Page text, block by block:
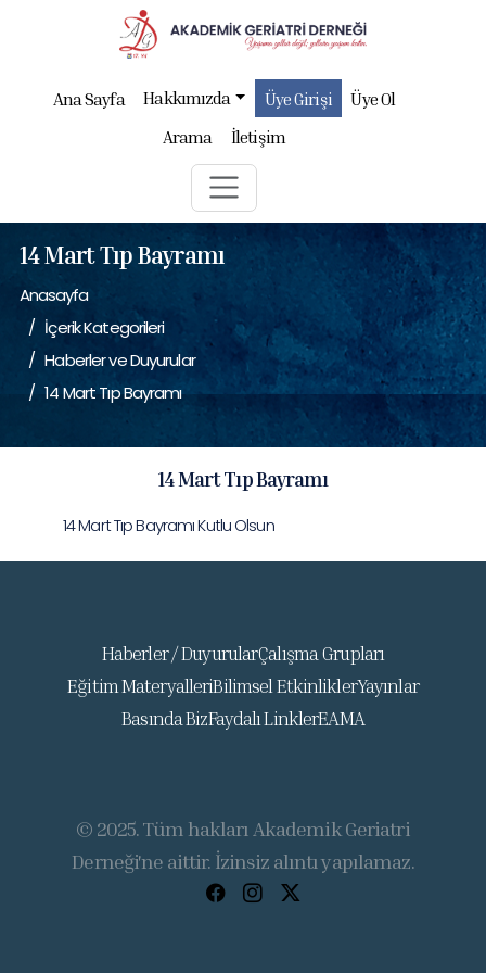
Ana Sayfa Hakkımızda Üye Girişi
Üye Ol
Arama
İletişim
14 Mart Tıp Bayramı
Anasayfa
İçerik Kategorileri
Haberler ve Duyurular
14 Mart Tıp Bayramı
14 Mart Tıp Bayramı
14 Mart Tıp Bayramı Kutlu Olsun
Haberler / DuyurularÇalışma Grupları
Eğitim MateryalleriBilimsel EtkinliklerYayınlar
Basında BizFaydalı LinklerEAMA
© 2025. Tüm hakları Akademik Geriatri
Derneği'ne aittir. İzinsiz alıntı yapılamaz.